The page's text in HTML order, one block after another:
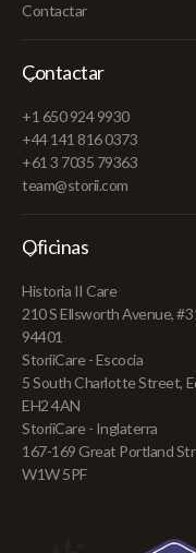
Contactar
Contactar
+1 650 924 9930
+44 141 816 0373
+61 3 7035 79363
team@storii.com
Oficinas
Historia II Care
210 S Ellsworth Avenue,
94401
StoriiCare - Escocia
5 South Charlotte Street,
EH2 4AN
StoriiCare - Inglaterra
167-169 Great Portland
W1W 5PF